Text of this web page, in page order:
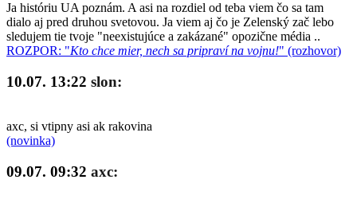
Ja históriu UA poznám. A asi na rozdiel od teba viem čo sa tam
dialo aj pred druhou svetovou. Ja viem aj čo je Zelenský zač lebo
sledujem tie tvoje "neexistujúce a zakázané" opozične média ..
ROZPOR: "Kto chce mier, nech sa pripraví na vojnu!" (rozhovor)
10.07. 13:22 slon:
axc, si vtipny asi ak rakovina
(novinka)
09.07. 09:32 axc: